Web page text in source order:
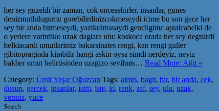
her sey guzeldi bir zaman, cok oncesehirler, insanlar, gunes
denizmutlulugumu gorebilirdinizcokmeseydi icime bu son gece her
sey bir anda bitmeseydi, yazikolmasaydi gencligime aptalcabelki de
o yerlere varirdiko uzak daglara ulu: koskoca orada her sey degisirdi
belkiacardi umutlarimiz bakarsinates rengi, kan rengi guller
gibitopraginda kimbilir hangi askin oysa simdi nerdeyiz, neyiz
bakher umut belirtisinden uzagizo sevilmis… Read More: Ağıt »
Category: Ümit Yaşar Oğuzcan Tags: almis, bagir, bir, bir anda, cek,
dusun, gercek, insanlar, isim, iste, ki, renk, saf, sey, ulu, uzak,
vermis, yuce
Search